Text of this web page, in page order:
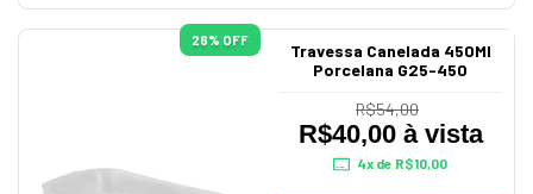
26% OFF
Travessa Canelada 450Ml
Porcelana G25-450
R$54,00
R$40,00 à vista
4x de R$10,00